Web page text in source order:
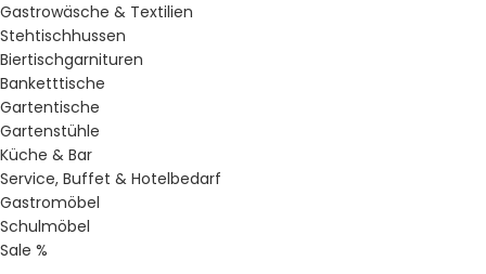
Gastrowäsche & Textilien
Stehtischhussen
Biertischgarnituren
Banketttische
Gartentische
Gartenstühle
Küche & Bar
Service, Buffet & Hotelbedarf
Gastromöbel
Schulmöbel
Sale %